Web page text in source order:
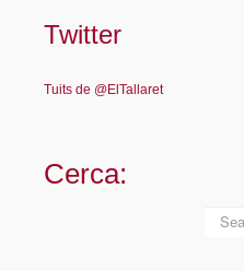
Twitter
Tuits de @ElTallaret
Cerca: